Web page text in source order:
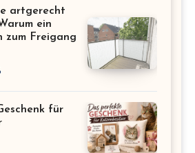
artgerecht
ein
zum Freigang
für